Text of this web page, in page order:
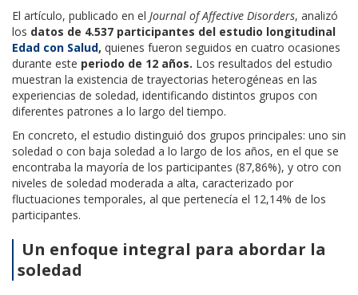
El artículo, publicado en el Journal of Affective Disorders, analizó
los datos de 4.537 participantes del estudio longitudinal
Edad con Salud, quienes fueron seguidos en cuatro ocasiones
durante este periodo de 12 años. Los resultados del estudio
muestran la existencia de trayectorias heterogéneas en las
experiencias de soledad, identificando distintos grupos con
diferentes patrones a lo largo del tiempo.
En concreto, el estudio distinguió dos grupos principales: uno sin
soledad o con baja soledad a lo largo de los años, en el que se
encontraba la mayoría de los participantes (87,86%), y otro con
niveles de soledad moderada a alta, caracterizado por
fluctuaciones temporales, al que pertenecía el 12,14% de los
participantes.
Un enfoque integral para abordar la
soledad